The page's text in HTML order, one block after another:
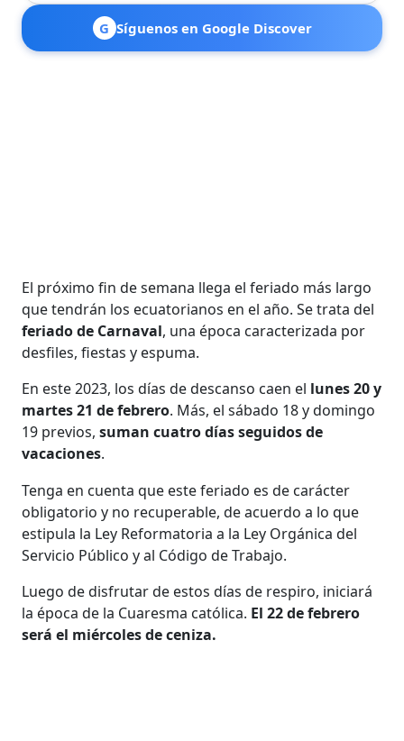
G Síguenos en Google Discover
El próximo fin de semana llega el feriado más largo
que tendrán los ecuatorianos en el año. Se trata del
feriado de Carnaval, una época caracterizada por
desfiles, fiestas y espuma.
En este 2023, los días de descanso caen el lunes 20 y
martes 21 de febrero. Más, el sábado 18 y domingo
19 previos,suman cuatro días seguidos de
vacaciones.
Tenga en cuenta que este feriado es de carácter
obligatorio y no recuperable, de acuerdo a lo que
estipula la Ley Reformatoria a la Ley Orgánica del
Servicio Público y al Código de Trabajo.
Luego de disfrutar de estos días de respiro, iniciará
la época de la Cuaresma católica. El 22 de febrero
será el miércoles de ceniza.